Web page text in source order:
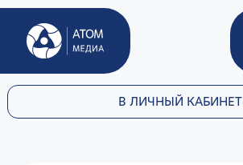
В ЛИЧНЫЙ КАБИНЕТ